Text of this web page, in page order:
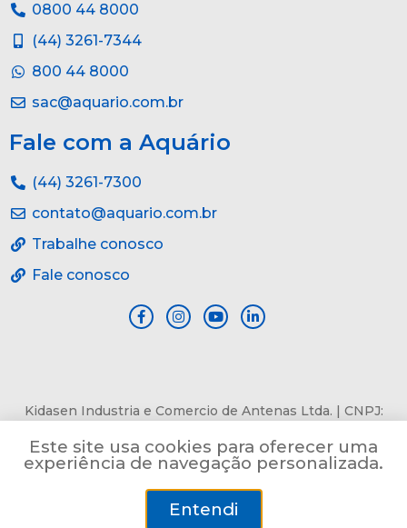
0800 44 8000
(44) 3261-7344
800 44 8000
sac@aquario.com.br
Fale com a Aquário
(44) 3261-7300
contato@aquario.com.br
Trabalhe conosco
Fale conosco
Kidasen Industria e Comercio de Antenas Ltda. | CNPJ:
Bertioga, Maringá, PR, CEP: 87055-405
Este site usa cookies para oferecer uma
experiência de navegação personalizada.
Entendi